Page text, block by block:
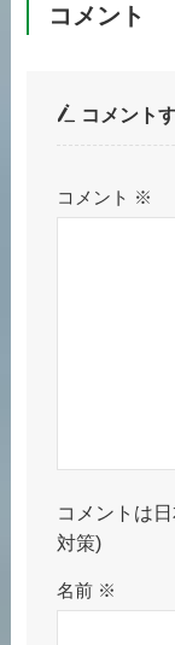
コメント
コメント
コメント ※
コメントは
対策)
名前 ※